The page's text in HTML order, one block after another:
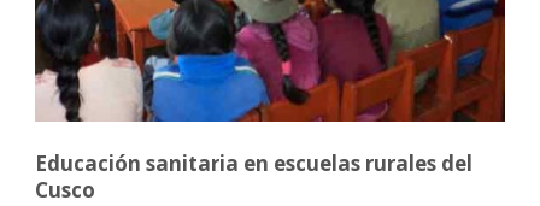
Educación sanitaria en escuelas rurales del
Cusco